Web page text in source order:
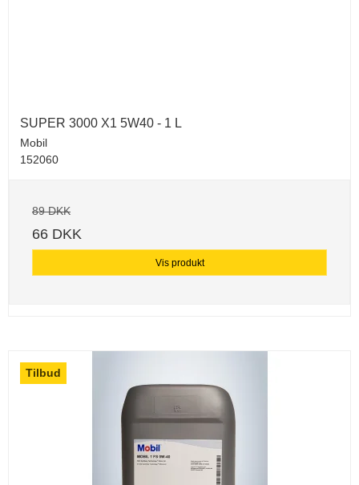
SUPER 3000 X1 5W40 - 1 L
Mobil
152060
89 DKK
66 DKK
Vis produkt
Tilbud